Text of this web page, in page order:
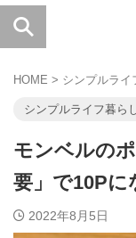
HOME > シンプルライ
シンプルライフ暮ら
モンベルの
要」で10Pに
2022年8月5日